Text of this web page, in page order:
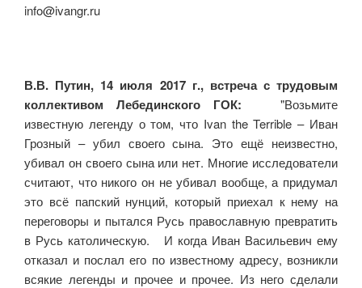
info@ivangr.ru
В.В. Путин, 14 июля 2017 г., встреча с трудовым
коллективом Лебединского ГОК: "Возьмите
известную легенду о том, что Ivan the Terrible – Иван
Грозный – убил своего сына. Это ещё неизвестно,
убивал он своего сына или нет. Многие исследователи
считают, что никого он не убивал вообще, а придумал
это всё папский нунций, который приехал к нему на
переговоры и пытался Русь православную превратить
в Русь католическую. И когда Иван Васильевич ему
отказал и послал его по известному адресу, возникли
всякие легенды и прочее и прочее. Из него сделали